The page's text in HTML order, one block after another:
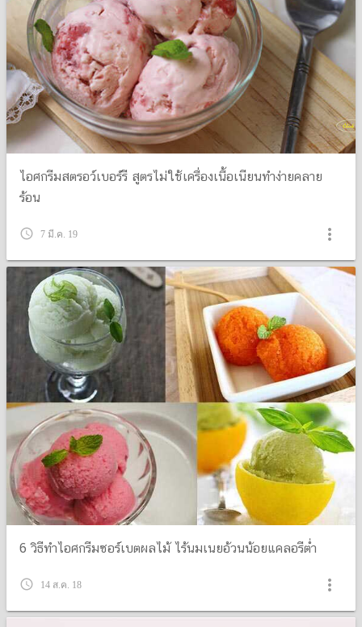
ไอศกรีมสตรอว์เบอร์รี สูตรไม่ใช้เครื่องเนื้อเนียนทำง่ายคลาย
ร้อน
query_builder 7 มี.ค. 19 more_vert
6 วิธีทำไอศกรีมซอร์เบตผลไม้ ไร้นมเนยอ้วนน้อยแคลอรีต่ำ
query_builder 14 ส.ค. 18 more_vert